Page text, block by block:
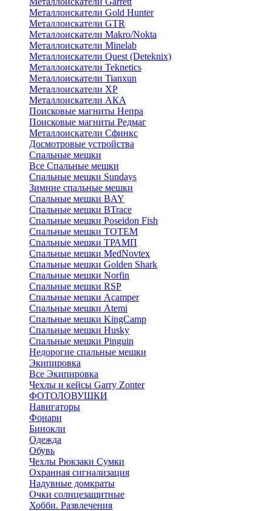
Металлоискатели Gold Hunter
Металлоискатели GTR
Металлоискатели Makro/Nokta
Металлоискатели Minelab
Металлоискатели Quest (Deteknix)
Металлоискатели Teknetics
Металлоискатели Tianxun
Металлоискатели XP
Металлоискатели АКА
Поисковые магниты Непра
Поисковые магниты Редмаг
Металлоискатели Сфинкс
Досмотровые устройства
Спальные мешки
Все Спальные мешки
Спальные мешки Sundays
Зимние спальные мешки
Спальные мешки BAY
Спальные мешки BTrace
Спальные мешки Poseidon Fish
Спальные мешки ТОТЕМ
Спальные мешки ТРАМП
Cпальные мешки MedNovtex
Спальные мешки Golden Shark
Спальные мешки Norfin
Спальные мешки RSP
Спальные мешки Acamper
Спальные мешки Atemi
Спальные мешки KingCamp
Спальные мешки Husky
Спальные мешки Pinguin
Недорогие спальные мешки
Экипировка
Все Экипировка
Чехлы и кейсы Garry Zonter
ФОТОЛОВУШКИ
Навигаторы
Фонари
Бинокли
Одежда
Обувь
Чехлы Рюкзаки Сумки
Охранная сигнализация
Надувные домкраты
Очки солнцезащитные
Хобби. Развлечения